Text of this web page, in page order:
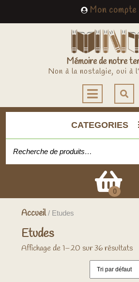
Mon compte
Mémoire de notre
Non à la nostalgie, oui à
Open
CATEGORIES
0
Accueil/ Etudes
Etudes
Affichage de 1–20 sur 36 résultats